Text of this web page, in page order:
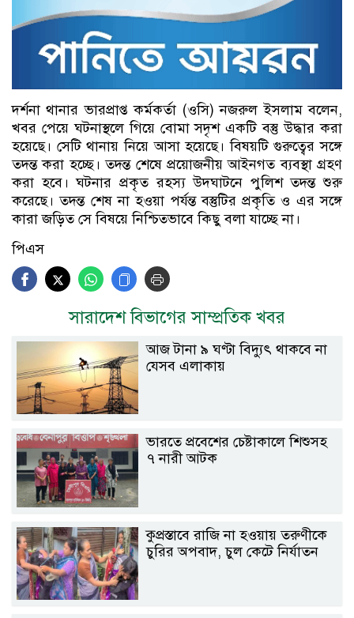
দর্শনা থানার ভারপ্রাপ্ত কর্মকর্তা (ওসি) নজরুল ইসলাম বলেন,
খবর পেয়ে ঘটনাস্থলে গিয়ে বোমা সদৃশ একটি বস্তু উদ্ধার করা
হয়েছে। সেটি থানায় নিয়ে আসা হয়েছে। বিষয়টি গুরুত্বের সঙ্গে
তদন্ত করা হচ্ছে। তদন্ত শেষে প্রয়োজনীয় আইনগত ব্যবস্থা গ্রহণ
করা হবে। ঘটনার প্রকৃত রহস্য উদঘাটনে পুলিশ তদন্ত শুরু
করেছে। তদন্ত শেষ না হওয়া পর্যন্ত বস্তুটির প্রকৃতি ও এর সঙ্গে
কারা জড়িত সে বিষয়ে নিশ্চিতভাবে কিছু বলা যাচ্ছে না।
পিএস
সারাদেশ বিভাগের সাম্প্রতিক খবর
আজ টানা ৯ ঘণ্টা বিদ্যুৎ থাকবে না
যেসব এলাকায়
ভারতে প্রবেশের চেষ্টাকালে শিশুসহ
৭ নারী আটক
কুপ্রস্তাবে রাজি না হওয়ায় তরুণীকে
চুরির অপবাদ, চুল কেটে নির্যাতন